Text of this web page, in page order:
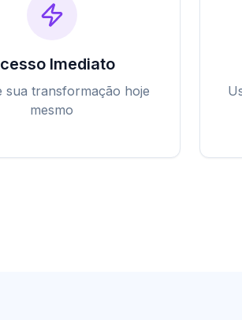
Imediato
sua transformação hoje
mesmo